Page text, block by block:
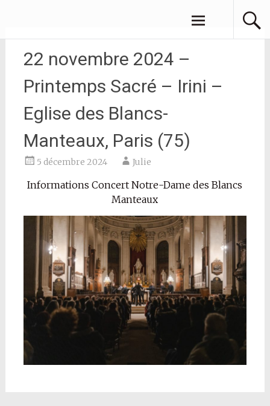
contenu
principal22 novembre 2024 –
Printemps Sacré – Irini –
Eglise des Blancs-
Manteaux, Paris (75)
5 décembre 2024 Julie
Informations Concert Notre-Dame des Blancs
Manteaux